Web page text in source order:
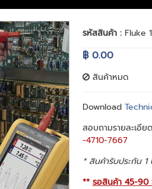
รหัสสินค้า : Fluke
฿ 0.00
สินค้าหมด
Download
สอบถามรายละเอี
-4710-7667
* สินค้ารับประกัน
** รอสินค้า 45-90